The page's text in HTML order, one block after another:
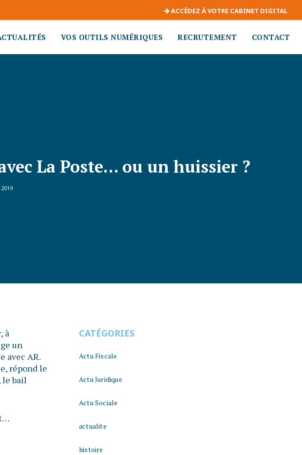
ACCÉDEZ À VOTRE CABINET DIGITAL
VOS OUTILS NUMÉRIQUES RECRUTEMENT CONTACT
La Poste… ou un huissier ?
à
un
avec AR.
répond le
le bail
CATÉGORIES
Actu Fiscale
Actu Juridique
Actu Sociale
actualite
histoire